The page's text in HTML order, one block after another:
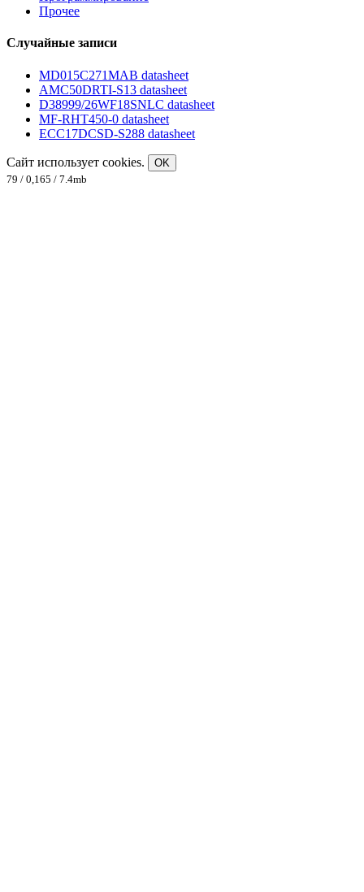
Прочее
Случайные записи
MD015C271MAB datasheet
AMC50DRTI-S13 datasheet
D38999/26WF18SNLC datasheet
MF-RHT450-0 datasheet
ECC17DCSD-S288 datasheet
Сайт использует cookies.
OK
79 / 0,165 / 7.4mb